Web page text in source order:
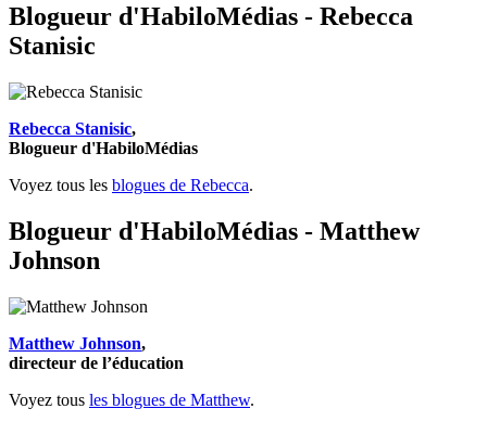
Blogueur d'HabiloMédias - Rebecca
Stanisic
Rebecca Stanisic,
Blogueur d'HabiloMédias
Voyez tous les blogues de Rebecca.
Blogueur d'HabiloMédias - Matthew
Johnson
Matthew Johnson,
directeur de l’éducation
Voyez tous les blogues de Matthew.